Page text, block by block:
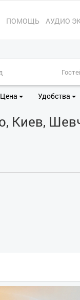
ПОМОЩЬ АУДИО
Цена Удобства
Киев,